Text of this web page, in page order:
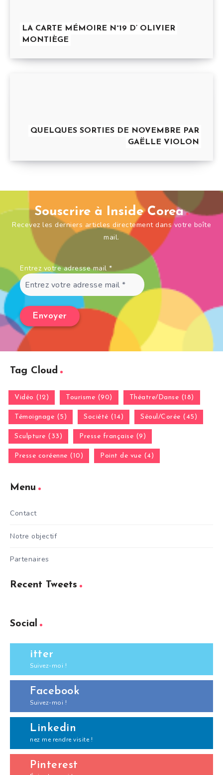
LA CARTE MÉMOIRE N°19 D’ OLIVIER
MONTIÈGE
QUELQUES SORTIES DE NOVEMBRE PAR
GAËLLE VIOLON
Souscrire à Inside Corea
Recevez les derniers articles directement dans votre boîte
mail.
Entrez votre adresse mail *
Tag Cloud
Vidéo (12) Tourisme (90) Théatre/Danse (18)
Témoignage (5) Société (14) Séoul/Corée (45)
Sculpture (33) Presse française (9)
Presse coréenne (10) Point de vue (4)
Menu
Contact
Notre objectif
Partenaires
Recent Tweets
Social
itter
Suivez-moi !
Facebook
Suivez-moi !
Linkedin
nez me rendre visite !
Pinterest